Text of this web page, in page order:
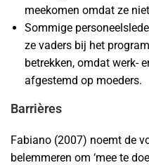
meekomen omdat ze
Sommige
ze vaders bij het
betrekken, omdat werk-
afgestemd op moeders.
Barrières
Fabiano (2007) noemt de
belemmeren om ‘mee te